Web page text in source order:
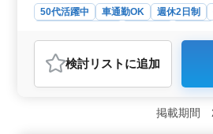
50代活躍中 車通勤OK 週休2日制
おすすめポイント
＜50代以上の経験者が活躍中の
ッフが多く在籍しており、年齢に
験をしっかり活かせる環境です。ブ
検討リスト に追加
掲載期間